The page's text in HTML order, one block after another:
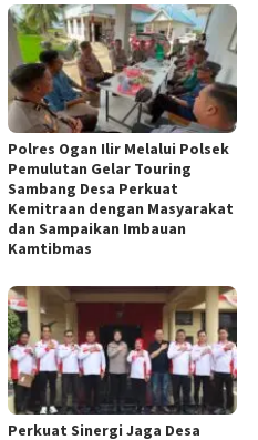
Polres Ogan Ilir Melalui Polsek
Pemulutan Gelar Touring
Sambang Desa Perkuat
Kemitraan dengan Masyarakat
dan Sampaikan Imbauan
Kamtibmas
Perkuat Sinergi Jaga Desa